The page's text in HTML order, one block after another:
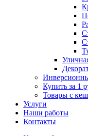
Купить за 1
Товары с
Услуги
Наши работы
Контакты